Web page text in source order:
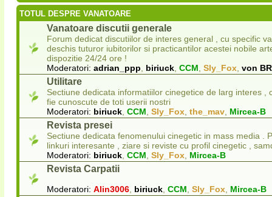
TOTUL DESPRE VANATOARE
Vanatoare discutii generale
Forum dedicat discutiilor de interes general , cu specific
deschis tuturor iubitorilor si practicantilor acestei nobile
dispozitie 24/24 ore !
Moderatori: adrian_ppp, biriuck, CCM, Sly_Fox, von
Utilitare
Sectiune dedicata informatiilor cinegetice de larg interes ,
fie cunoscute de toti userii nostri
Moderatori: biriuck, CCM, Sly_Fox, the_mav, Mircea-B
Revista presei
Sectiune dedicata fenomenului cinegetic in mass media .
linkuri interesante , ziare si reviste cu profil cinegetic ,
Moderatori: biriuck, CCM, Sly_Fox, Mircea-B
Revista Carpatii
Moderatori: Alin3006, biriuck, CCM, Sly_Fox, Mircea-B